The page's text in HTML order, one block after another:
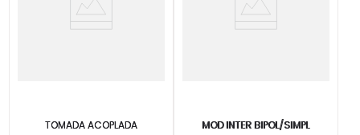
TOMADA ACOPLADA
MOD INTER BIPOL/SIMPL